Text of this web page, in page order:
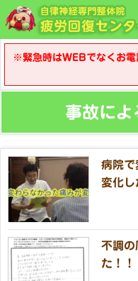
※緊急時はWEBでなくお電
事故によ
病院で
変化し
不調の
た！！